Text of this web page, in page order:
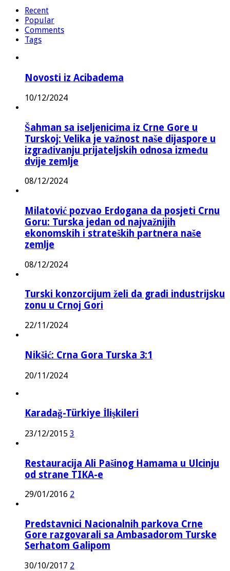
Recent
Popular
Comments
Tags
Novosti iz Acibadema
10/12/2024
Šahman sa iseljenicima iz Crne Gore u
Turskoj: Velika je važnost naše dijaspore u
izgrađivanju prijateljskih odnosa između
dvije zemlje
08/12/2024
Milatović pozvao Erdogana da posjeti Crnu
Goru: Turska jedan od najvažnijih
ekonomskih i strateških partnera naše
zemlje
08/12/2024
Turski konzorcijum želi da gradi industrijsku
zonu u Crnoj Gori
22/11/2024
Nikšić: Crna Gora Turska 3:1
20/11/2024
Karadağ-Türkiye İlişkileri
23/12/2015 3
Restauracija Ali Pašinog Hamama u Ulcinju
od strane TIKA-e
29/01/2016 2
Predstavnici Nacionalnih parkova Crne
Gore razgovarali sa Ambasadorom Turske
Serhatom Galipom
30/10/2017 2